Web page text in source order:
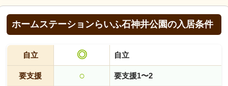
ホームステーションらいふ石神井公園の入居条件
自立 ◎ 自立
要支援 ○ 要支援1〜2